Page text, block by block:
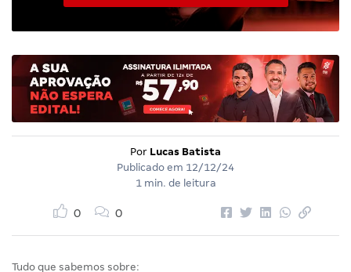
Por Lucas Batista
Publicado em 12/12/24
1 min. de leitura
0 0
Tudo que sabemos sobre: